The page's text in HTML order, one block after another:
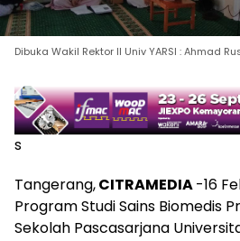
Dibuka Wakil Rektor II Univ YARSI : Ahmad
s
Tangerang,CITRAMEDIA-16
Program Studi Sains Biomedis
Sekolah Pascasarjana